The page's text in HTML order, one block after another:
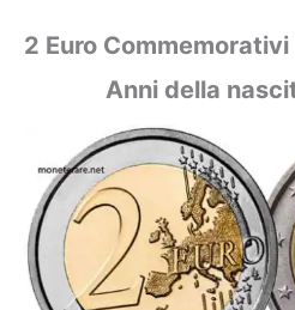
2 Euro
Anni della